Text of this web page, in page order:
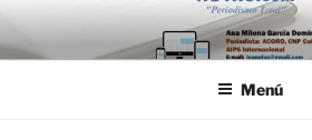
Saltar
al
contenido
Menú